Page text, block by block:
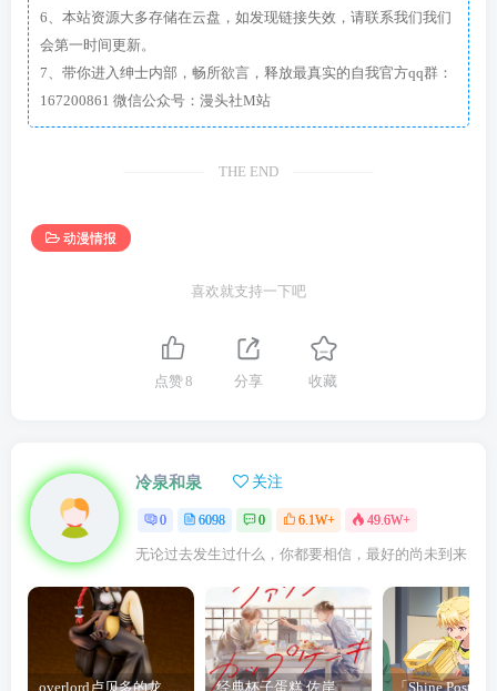
6、本站资源大多存储在云盘，如发现链接失效，请联系我们我们
会第一时间更新。
7、带你进入绅士内部，畅所欲言，释放最真实的自我官方qq群：
167200861 微信公众号：漫头社M站
THE END
动漫情报
喜欢就支持一下吧
点赞8 分享 收藏
冷泉和泉 关注
0 6098 0 6.1W+ 49.6W+
无论过去发生过什么，你都要相信，最好的尚未到来